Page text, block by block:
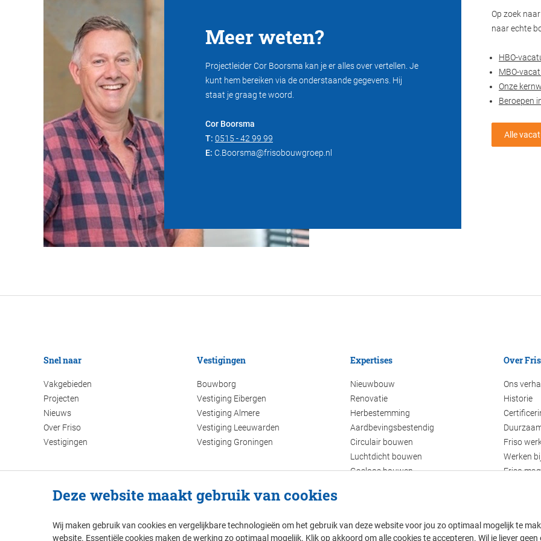
Meer weten?
Projectleider Cor Boorsma kan je er alles over vertellen. Je
kunt hem bereiken via de onderstaande gegevens. Hij
staat je graag te woord.
Cor Boorsma
T: 0515 - 42 99 99
E: C.Boorsma@frisobouwgroep.nl
Op zoek
naar echte
HBO-
MBO-
Onze
Beroepen
Alle
Snel naar
Vakgebieden
Projecten
Nieuws
Over Friso
Vestigingen
Vestigingen
Bouwborg
Vestiging Eibergen
Vestiging Almere
Vestiging Leeuwarden
Vestiging Groningen
Expertises
Nieuwbouw
Renovatie
Herbestemming
Aardbevingsbestendig
Circulair bouwen
Luchtdicht bouwen
Gasloos bouwen
Over
Ons
Historie
Friso
Werken
Friso
Deze website maakt gebruik van cookies
Wij maken gebruik van cookies en vergelijkbare technologieën om het gebruik van deze website voor jou zo optimaal mogelijk te
website. Essentiële cookies maken de werking zo optimaal mogelijk. Klik op akkoord om alle cookies te accepteren. Wil je liever